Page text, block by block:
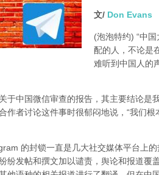
文/ Don Evans
(泡泡特约) “中
配的人，不论是
难听到中国人的
于中国微信审查的报告，其主要结论是
作者讨论这件事时很郁闷地说，“我们
的封锁一直是几大社交媒体平台上
纷发帖和撰文加以谴责，舆论和报道覆